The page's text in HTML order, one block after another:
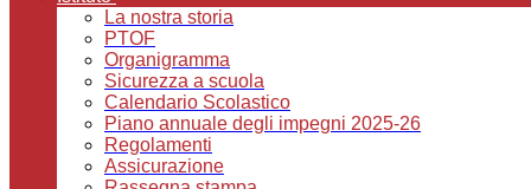
La nostra storia
PTOF
Organigramma
Sicurezza a scuola
Calendario Scolastico
Piano annuale degli impegni 2025-26
Regolamenti
Assicurazione